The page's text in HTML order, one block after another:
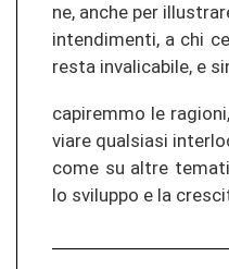
ne, anche per
in­ten­di­men­ti, a chi
resta in­va­li­ca­bi­le, e
ca­pi­rem­mo le
via­re qual­sia­si
come su altre
lo svi­lup­po e la